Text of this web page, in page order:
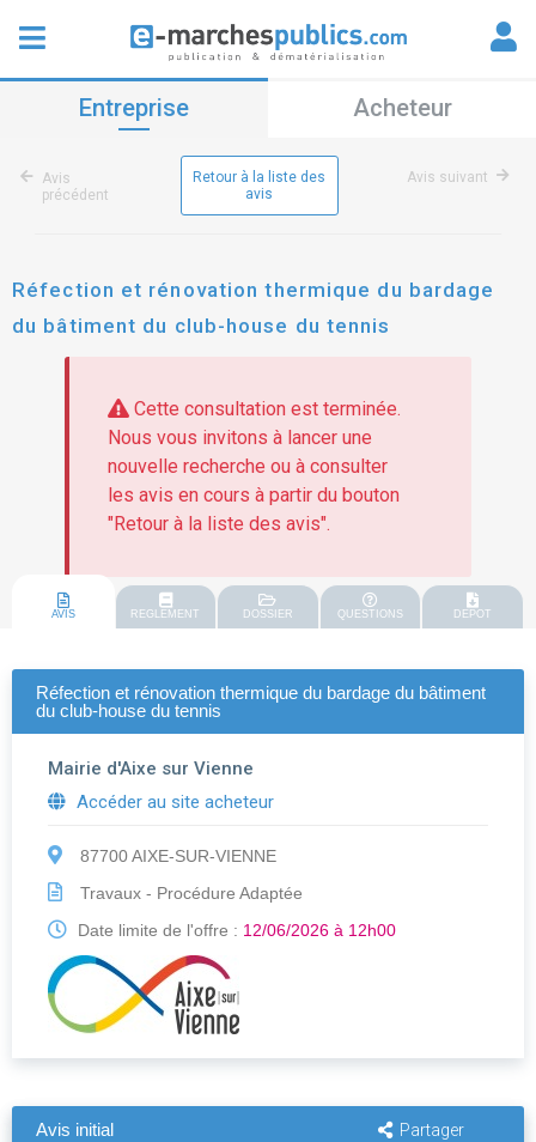
Entreprise Acheteur
Avis
précédent
Retour à la liste des
avis
Avis suivant
Réfection et rénovation thermique du bardage
du bâtiment du club-house du tennis
Cette consultation est terminée.
Nous vous invitons à lancer une
nouvelle recherche ou à consulter
les avis en cours à partir du bouton
"Retour à la liste des avis".
AVIS REGLEMENT DOSSIER QUESTIONS DEPOT
Réfection et rénovation thermique du bardage du bâtiment
du club-house du tennis
Mairie d'Aixe sur Vienne
Accéder au site acheteur
87700 AIXE-SUR-VIENNE
Travaux - Procédure Adaptée
Date limite de l'offre : 12/06/2026 à 12h00
Avis initial Partager